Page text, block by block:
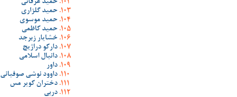
حمید عرفانی
حمید گلزاری
حمید موسوی
حمید کاظمی
خشایار زبرجد
دارکو دراژیچ
دانیال اسلامی
داور
داوود نوشی صوفیانی
دختران کویر مس
دربی